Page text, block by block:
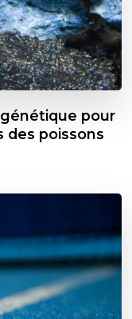
pour
des poissons